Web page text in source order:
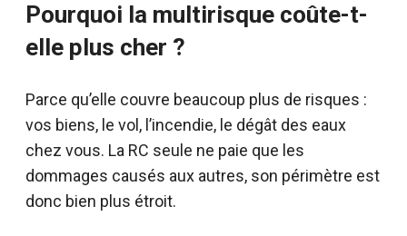
Pourquoi la multirisque coûte-t-
elle plus cher ?
Parce qu’elle couvre beaucoup plus de risques :
vos biens, le vol, l’incendie, le dégât des eaux
chez vous. La RC seule ne paie que les
dommages causés aux autres, son périmètre est
donc bien plus étroit.